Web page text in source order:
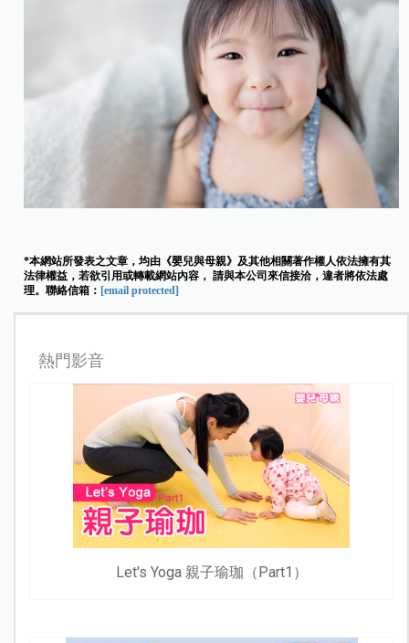
*本網站所發表之文章，均由《嬰兒與母親》及其他相關著作權人依法擁有其
法律權益，若欲引用或轉載網站內容， 請與本公司來信接洽，違者將依法處
理。聯絡信箱： [email protected]
熱門影音
Let's Yoga 親子瑜珈（Part1）